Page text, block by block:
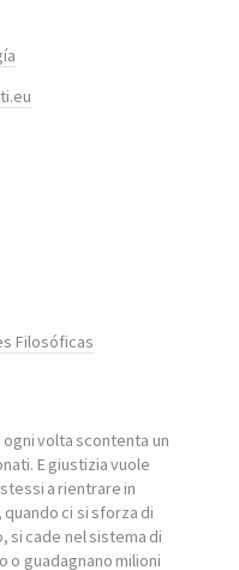
Filosóficas
ogni volta scontenta un
E giustizia vuole
a rientrare in
ci si sforza di
si cade nel sistema di
o guadagnano milioni